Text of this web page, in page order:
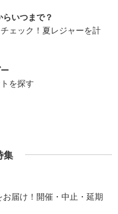
いつまで？
ェック！夏レジャーを計
を探す
集
届け！開催・中止・延期